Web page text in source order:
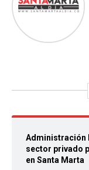
Administración
sector privado
en Santa Marta